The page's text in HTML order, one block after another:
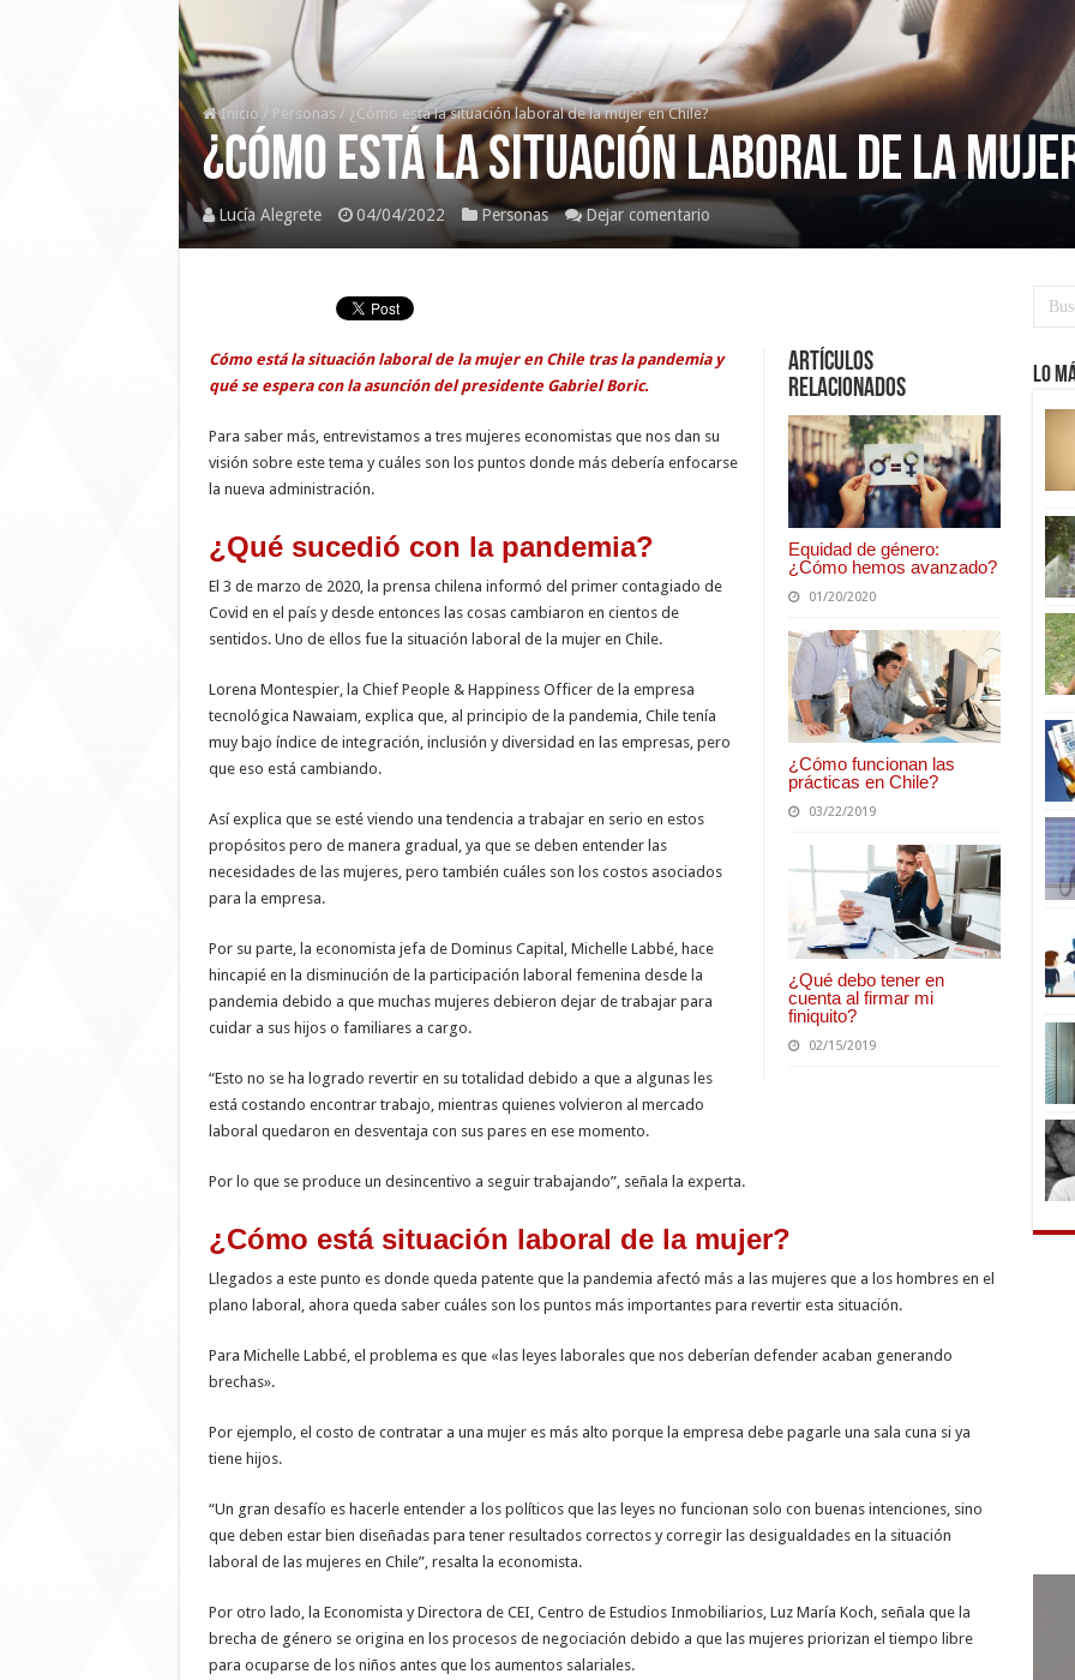
Inicio / Personas / ¿Cómo está la situación laboral de la mujer en Chile?
¿Cómo está la situación laboral de la
Lucía Alegrete 04/04/2022 Personas Dejar comentario
Artículos
Relacionados
Equidad de género:
¿Cómo hemos avanzado?
01/20/2020
¿Cómo funcionan las
prácticas en Chile?
03/22/2019
¿Qué debo tener en
cuenta al firmar mi
finiquito?
02/15/2019
Cómo está la situación laboral de la mujer en Chile tras la pandemia y
qué se espera con la asunción del presidente Gabriel Boric.
Para saber más, entrevistamos a tres mujeres economistas que nos dan su
visión sobre este tema y cuáles son los puntos donde más debería enfocarse
la nueva administración.
¿Qué sucedió con la pandemia?
El 3 de marzo de 2020, la prensa chilena informó del primer contagiado de
Covid en el país y desde entonces las cosas cambiaron en cientos de
sentidos. Uno de ellos fue la situación laboral de la mujer en Chile.
Lorena Montespier, la Chief People & Happiness Officer de la empresa
tecnológica Nawaiam, explica que, al principio de la pandemia, Chile tenía
muy bajo índice de integración, inclusión y diversidad en las empresas, pero
que eso está cambiando.
Así explica que se esté viendo una tendencia a trabajar en serio en estos
propósitos pero de manera gradual, ya que se deben entender las
necesidades de las mujeres, pero también cuáles son los costos asociados
para la empresa.
Por su parte, la economista jefa de Dominus Capital, Michelle Labbé, hace
hincapié en la disminución de la participación laboral femenina desde la
pandemia debido a que muchas mujeres debieron dejar de trabajar para
cuidar a sus hijos o familiares a cargo.
“Esto no se ha logrado revertir en su totalidad debido a que a algunas les
está costando encontrar trabajo, mientras quienes volvieron al mercado
laboral quedaron en desventaja con sus pares en ese momento.
Por lo que se produce un desincentivo a seguir trabajando”, señala la experta.
¿Cómo está situación laboral de la mujer?
Llegados a este punto es donde queda patente que la pandemia afectó más a las mujeres que a los hombres en el
plano laboral, ahora queda saber cuáles son los puntos más importantes para revertir esta situación.
Para Michelle Labbé, el problema es que «las leyes laborales que nos deberían defender acaban generando
brechas».
Por ejemplo, el costo de contratar a una mujer es más alto porque la empresa debe pagarle una sala cuna si ya
tiene hijos.
“Un gran desafío es hacerle entender a los políticos que las leyes no funcionan solo con buenas intenciones, sino
que deben estar bien diseñadas para tener resultados correctos y corregir las desigualdades en la situación
laboral de las mujeres en Chile”, resalta la economista.
Por otro lado, la Economista y Directora de CEI, Centro de Estudios Inmobiliarios, Luz María Koch, señala que la
brecha de género se origina en los procesos de negociación debido a que las mujeres priorizan el tiempo libre
para ocuparse de los niños antes que los aumentos salariales.
Lo